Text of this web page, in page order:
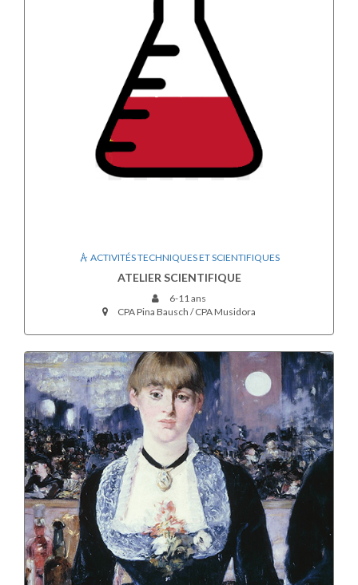
ACTIVITÉS TECHNIQUES ET SCIENTIFIQUES
ATELIER SCIENTIFIQUE
6-11 ans
CPA Pina Bausch / CPA Musidora